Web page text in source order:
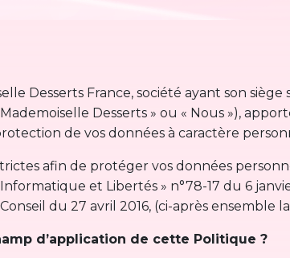
Desserts France, société ayant son siège
Desserts » ou « Nous »),
de vos données à caractère
afin de protéger vos données
et Libertés » n°78-17 du 6
du 27 avril 2016, (ci-après ensemble
d’application de cette Politique ?